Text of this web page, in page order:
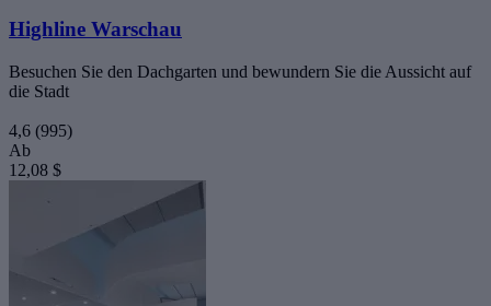
Highline Warschau
Besuchen Sie den Dachgarten und bewundern Sie die Aussicht auf
die Stadt
4,6 (995)
Ab
12,08 $